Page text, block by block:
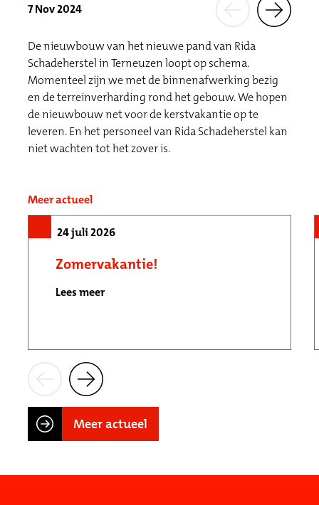
7 Nov 2024
De nieuwbouw van het nieuwe pand van Rida
Schadeherstel in Terneuzen loopt op schema.
Momenteel zijn we met de binnenafwerking bezig
en de terreinverharding rond het gebouw. We hopen
de nieuwbouw net voor de kerstvakantie op te
leveren. En het personeel van Rida Schadeherstel kan
niet wachten tot het zover is.
Meer actueel
24 juli 2026
Zomervakantie!
Lees meer
Meer actueel